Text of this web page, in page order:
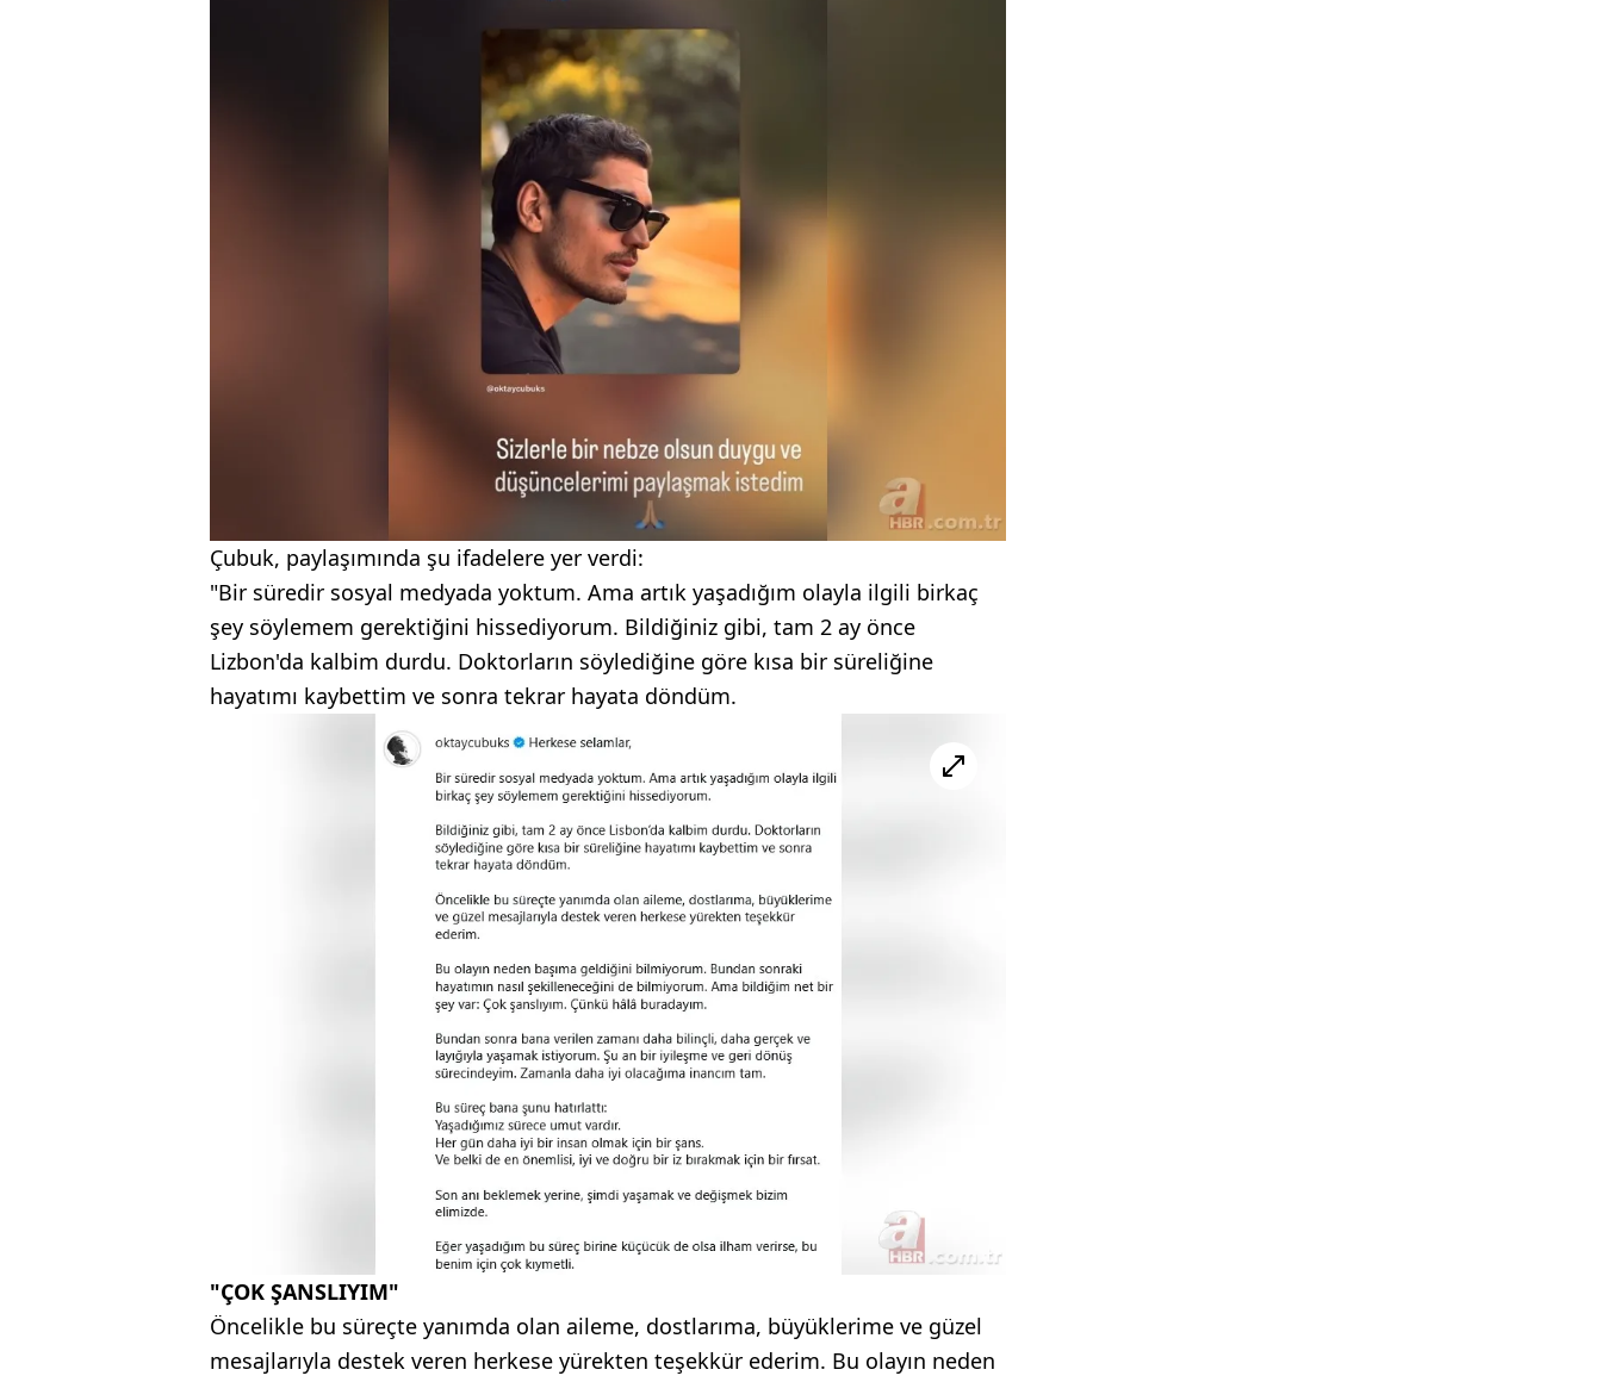
Çubuk, paylaşımında şu ifadelere yer verdi:
"Bir süredir sosyal medyada yoktum. Ama artık yaşadığım olayla ilgili birkaç
şey söylemem gerektiğini hissediyorum. Bildiğiniz gibi, tam 2 ay önce
Lizbon'da kalbim durdu. Doktorların söylediğine göre kısa bir süreliğine
hayatımı kaybettim ve sonra tekrar hayata döndüm.
"ÇOK ŞANSLIYIM"
Öncelikle bu süreçte yanımda olan aileme, dostlarıma, büyüklerime ve güzel
mesajlarıyla destek veren herkese yürekten teşekkür ederim. Bu olayın neden